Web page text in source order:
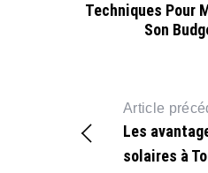
Techniques Pour
Son
Article
Les
solaires à